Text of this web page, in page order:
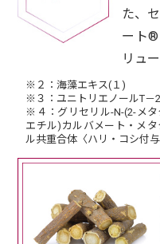
た、
ート
リュ
※２：海藻エキス(１)
※３：ユニトリエノールT－
※４：グリセリル-N-(2-メ
エチル)カルバメート・メタ
ル共重合体〈ハリ・コシ付与